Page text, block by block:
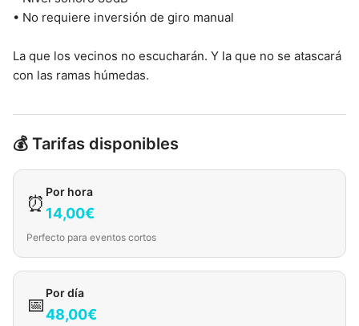
• No requiere inversión de giro manual
La que los vecinos no escucharán. Y la que no se atascará
con las ramas húmedas.
💰 Tarifas disponibles
⏰
Por hora
14,00€
Perfecto para eventos cortos
📅
Por día
48,00€